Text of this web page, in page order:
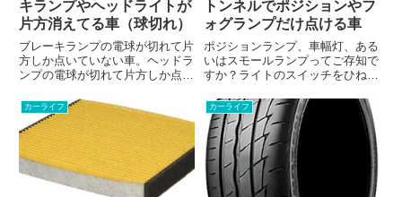
キランプやヘッドライトが
片方消えてる車（球切れ）
ブレーキランプの電球が切れて片
方しか点いていない車。ヘッドラ
ンプの電球が切れて片方しか点い
ョンランプ、バックランプなど各
種灯火類が切れたまま走行してい
る車ってよく見かけますよね。こ
れって違反なんでしょうか？こ
れ...
トンネルでポジションやフ
ォグランプだけ点ける車
ポジションランプ、車幅灯、ある
いはスモールランプってご存知で
すか？ライトのスイッチをひねる
プです。（この記事のなかでは、
「ポジションランプ」という呼び
方に統一します）よく夕暮れ時や
トンネル内で、このポジション
ラ...
カーライフ カーライフ